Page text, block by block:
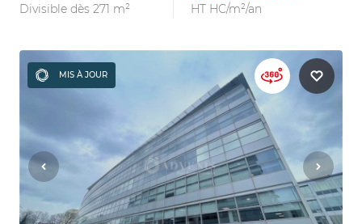
Divisible dès 271 m² HT HC/m²/an
MIS À JOUR